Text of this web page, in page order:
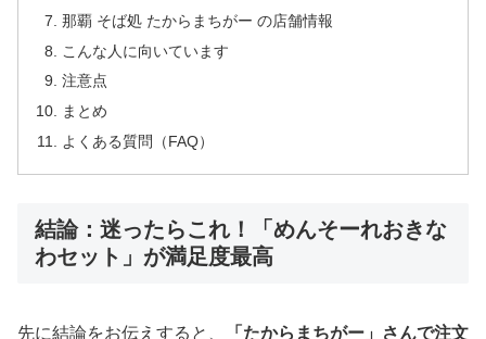
那覇 そば処 たからまちがー の店舗情報
こんな人に向いています
注意点
まとめ
よくある質問（FAQ）
結論：迷ったらこれ！「めんそーれおきな
わセット」が満足度最高
先に結論をお伝えすると、
「たからまちがー」さんで注文